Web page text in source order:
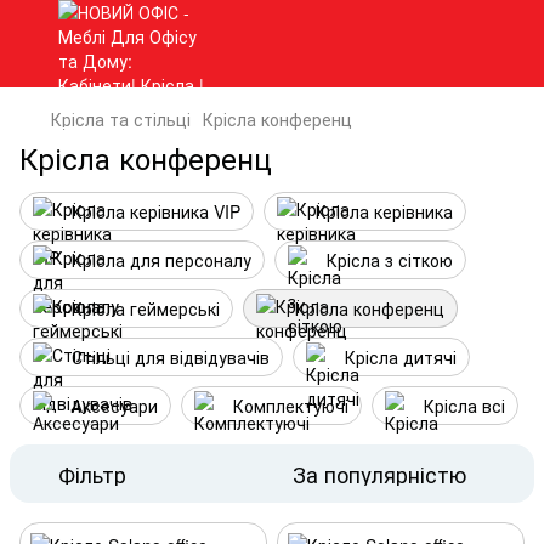
Крісла та стільці Крісла конференц
Крісла конференц
Крісла керівника VIP
Крісла керівника
Крісла для персоналу
Крісла з сіткою
Крісла геймерські
Крісла конференц
Стільці для відвідувачів
Крісла дитячі
Аксесуари
Комплектуючі Крісла всі
Фільтр За популярністю